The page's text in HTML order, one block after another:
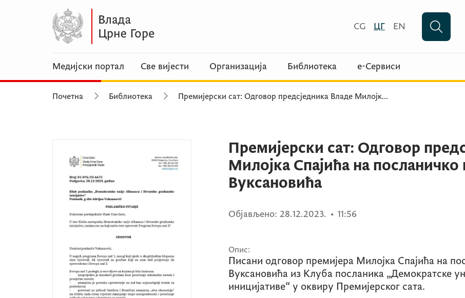
CG ЦГ EN
Медијски портал Све вијести Организација Библиотека е-Сервиси
Почетна Библиотека Премијерски сат: Одговор предсједника Владе Милојк...
Премијерски сат: Одговор
Милојка Спајића на
Вуксановића
Објављено: 28.12.2023. • 11:56
Опис:
Писани одговор премијера Милојка Спајића на
Вуксановића из Клуба посланика „Демократске
иницијативе“ у оквиру Премијерског сата.